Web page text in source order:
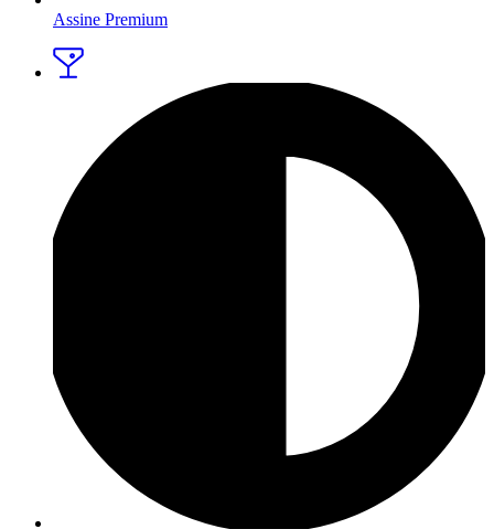
Assine Premium